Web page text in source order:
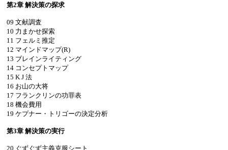
第2章 解決策の探求
09 文献調査
10 力まかせ探索
11 フェルミ推定
12 マインドマップ(R)
13 ブレインライティング
14 コンセプトマップ
15 K J 法
16 お山の大将
17 フランクリンの功罪表
18 機会費用
19 ケプナー・トリゴーの決定分析
第3章 解決策の実行
20 ぐずぐず主義克服シート